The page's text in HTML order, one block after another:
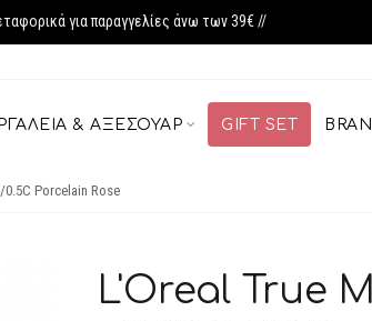
για παραγγελίες άνω των 39€ //
& ΑΞΕΣΟΥΆΡ GIFT SET
Porcelain Rose
L'Oreal True